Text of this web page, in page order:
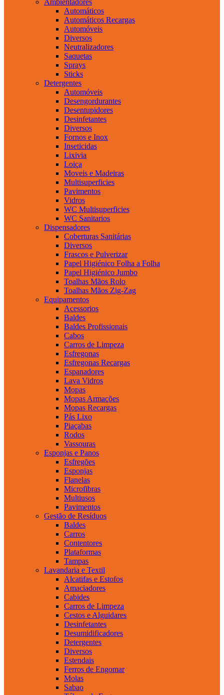
Automáticos
Automáticos Recargas
Automóveis
Diversos
Neutralizadores
Saquetas
Sprays
Sticks
Detergentes
Automóveis
Desengordurantes
Desentupidores
Desinfetantes
Diversos
Fornos e Inox
Inseticidas
Lixivia
Loiça
Moveis e Madeiras
Multisuperficies
Pavimentos
Vidros
WC Multisuperficies
WC Sanitarios
Dispensadores
Coberturas Sanitárias
Diversos
Frascos e Pulverizar
Papel Higiénico Folha a Folha
Papel Higiénico Jumbo
Toalhas Mãos Rolo
Toalhas Mãos Zig-Zag
Equipamentos
Acessorios
Baldes
Baldes Profissionais
Cabos
Carros de Limpeza
Esfregonas
Esfregonas Recargas
Espanadores
Lava Vidros
Mopas
Mopas Armações
Mopas Recargas
Pás Lixo
Piaçabas
Rodos
Vassouras
Esponjas e Panos
Esfregões
Esponjas
Flanelas
Microfibras
Multiusos
Pavimentos
Gestão de Resíduos
Baldes
Carros
Contentores
Plataformas
Tampas
Lavandaria e Textil
Alcatifas e Estofos
Amaciadores
Cabides
Carros de Limpeza
Cestos e Alguidares
Desinfetantes
Desumidificadores
Detergentes
Diversos
Estendais
Ferros de Engomar
Molas
Sabao